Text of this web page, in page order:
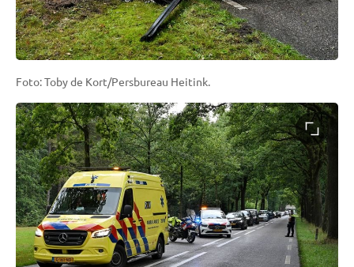
Foto: Toby de Kort/Persbureau Heitink.